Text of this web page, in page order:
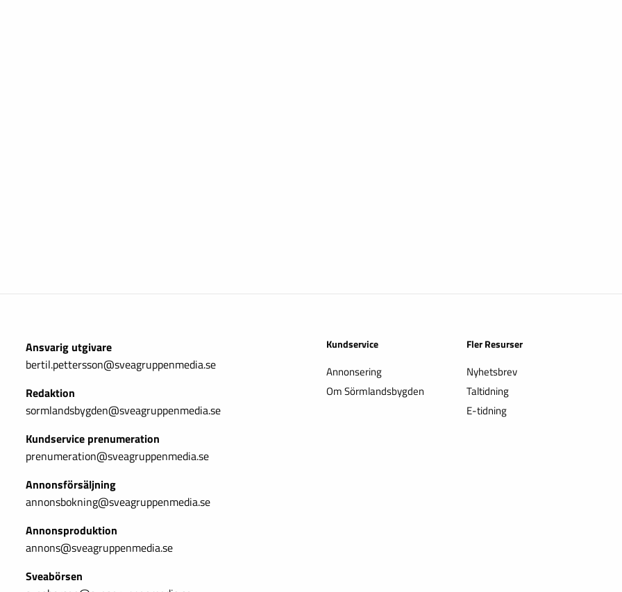
Ansvarig utgivare
bertil.pettersson@sveagruppenmedia.se
Redaktion
sormlandsbygden@sveagruppenmedia.se
Kundservice prenumeration
prenumeration@sveagruppenmedia.se
Annonsförsäljning
annonsbokning@sveagruppenmedia.se
Annonsproduktion
annons@sveagruppenmedia.se
Sveabörsen
Kundservice
Annonsering
Om Sörmlandsbygden
Fler Resurser
Nyhetsbrev
Taltidning
E-tidning